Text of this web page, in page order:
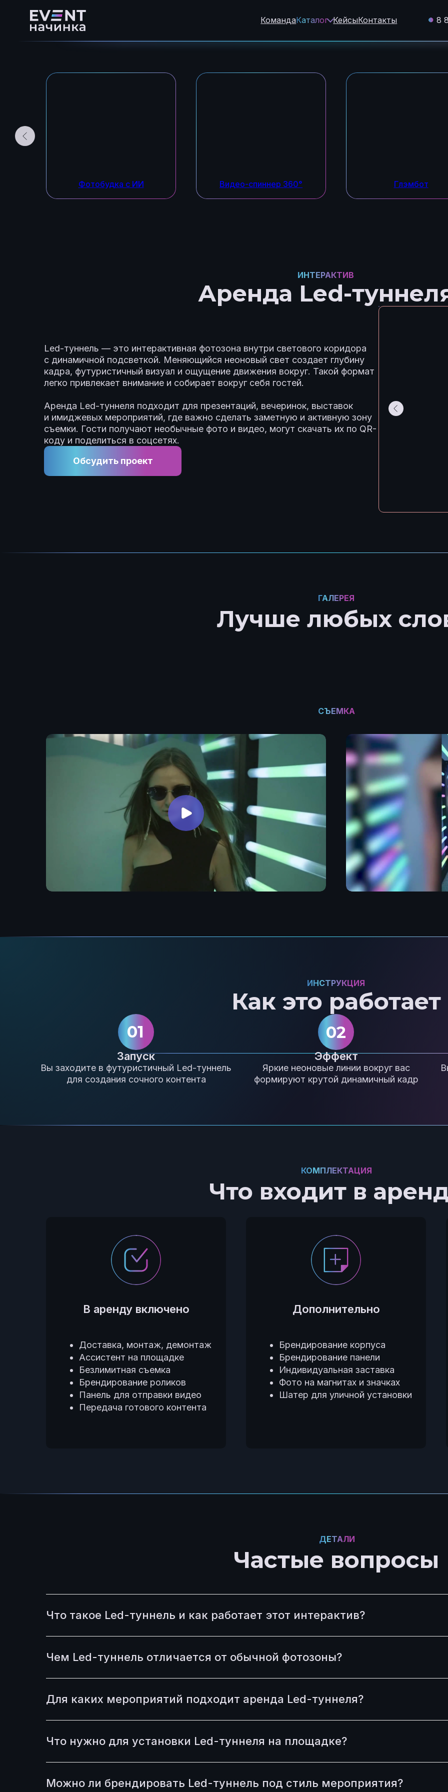
КомандаКаталог КейсыКонтакты 8
Фотобудка с ИИ Видео-спиннер 360° Глэмбот
ИНТЕРАКТИВ
Аренда Led-
Led-туннель — это интерактивная фотозона внутри светового коридора
с динамичной подсветкой. Меняющийся неоновый свет создает глубину
кадра, футуристичный визуал и ощущение движения вокруг. Такой формат
легко привлекает внимание и собирает вокруг себя гостей.
Аренда Led-туннеля подходит для презентаций, вечеринок, выставок
и имиджевых мероприятий, где важно сделать заметную и активную зону
съемки. Гости получают необычные фото и видео, могут скачать их по QR-
коду и поделиться в соцсетях.
Обсудить проект
Лучше любых
ГАЛЕРЕЯ
СЪЕМКА
ИНСТРУКЦИЯ
Как это работает
01
Запуск
Вы заходите в футуристичный Led-туннель
для создания сочного контента
02
Эффект
Яркие неоновые линии вокруг вас
формируют крутой динамичный кадр
Что входит в
КОМПЛЕКТАЦИЯ
В аренду включено
Доставка, монтаж, демонтаж
Ассистент на площадке
Безлимитная съемка
Брендирование роликов
Панель для отправки видео
Передача готового контента
Дополнительно
Брендирование корпуса
Брендирование панели
Индивидуальная заставка
Фото на магнитах и значках
Шатер для уличной установки
Частые вопросы
ДЕТАЛИ
Что такое Led-туннель и как работает этот интерактив?
Чем Led-туннель отличается от обычной фотозоны?
Для каких мероприятий подходит аренда Led-туннеля?
Что нужно для установки Led-туннеля на площадке?
Можно ли брендировать Led-туннель под стиль мероприятия?